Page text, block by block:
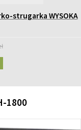
strugarka WYSOKA
1800